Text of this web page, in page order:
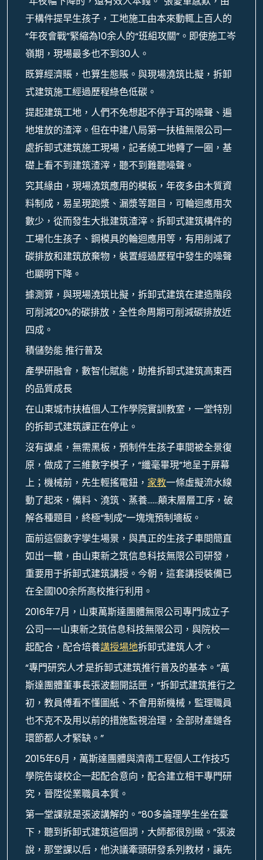
于構件提早生孩子，工地施工由本來動輒上百人的
“年夜會戰”緊縮為10余人的“班組攻關”。即使施工岑
嶺期，現場最多也不到30人。
既算經濟賬，也算生態賬。與現場澆筑比擬，拆卸
式建筑施工經過歷程綠色低碳。
提起建筑工地，人們不免想起不停于耳的噪聲、遍
地堆放的渣滓。但在中建八局第一扶植無限公司一
處拆卸式建筑施工現場，記者繞工地轉了一圈，基
礎上看不到建筑渣滓，聽不到難聽噪聲。
究其緣由，現場澆筑應用的模板，年夜多由木質資
料制成，易呈現跑漿、漏漿等題目，可輪迴應用次
數少，從而發生大批建筑渣滓。拆卸式建筑構件的
工場化生孩子、鋼模具的輪迴應用等，有用削減了
碳排放和建筑放棄物，裝置經過歷程中發生的噪聲
也顯明下降。
據測算，與現場澆筑比擬，拆卸式建筑在建造階段
可削減20%的碳排放，全性命周期可削減碳排放近
四成。
積儲勢能 推行普及
產學研融會，數智化賦能，助推拆卸式建筑高東西
的品質成長
在山東城市扶植個人工作學院實訓教室，一堂特別
的拆卸式建筑課正在停止。
沒有課桌，無需黑板，預制件生孩子車間被全景復
原，做成了三維數字模子，“纖毫畢現”地呈于屏幕
上；機械前，先生輕搖電鈕， 家教一條虛擬流水線
動了起來，備料、澆筑、蒸養……顛末層層工序，破
解各種題目，終極“制成”一塊塊預制墻板。
面前這個數字孿生場景，與真正的生孩子車間簡直
如出一轍，由山東新之筑信息科技無限公司研發，
重要用于拆卸式建筑講授。今朝，這套講授裝備已
在全國100余所高校推行利用。
2016年7月，山東萬斯達團體無限公司專門成立子
公司——山東新之筑信息科技無限公司，與院校一
起配合，配合培養講授場地拆卸式建筑人才。
“專門研究人才是拆卸式建筑推行普及的基本。”萬
斯達團體董事長張波翻開話匣，“拆卸式建筑推行之
初，教員傅看不懂圖紙、不會用新機械，監理職員
也不克不及用以前的措施監視治理，全部財產鏈各
環節都人才緊缺。”
2015年6月，萬斯達團體與濟南工程個人工作技巧
學院告竣校企一起配合意向，配合建立相干專門研
究，晉陞從業職員本質。
第一堂課就是張波講解的。“80多論理學生坐在臺
下，聽到拆卸式建筑這個詞，大師都很別緻。”張波
說，那堂課以后，他決議牽頭研發系列教材，讓先